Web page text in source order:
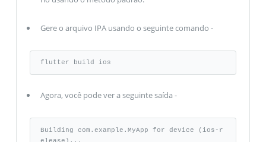
Gere o arquivo IPA usando o seguinte comando -
flutter build ios
Agora, você pode ver a seguinte saída -
Building com.example.MyApp for device (ios-r
elease)...